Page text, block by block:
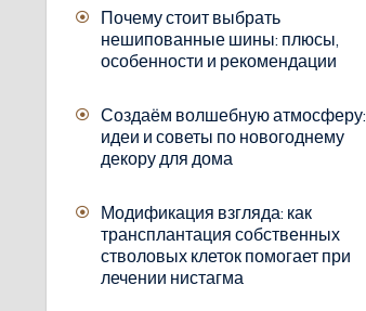
Почему стоит выбрать
нешипованные шины: плюсы,
особенности и рекомендации
Создаём волшебную атмосферу:
идеи и советы по новогоднему
декору для дома
Модификация взгляда: как
трансплантация собственных
стволовых клеток помогает при
лечении нистагма